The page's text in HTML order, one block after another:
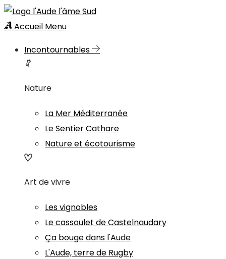
Accueil Menu
Incontournables
Nature
La Mer Méditerranée
Le Sentier Cathare
Nature et écotourisme
Art de vivre
Les vignobles
Le cassoulet de Castelnaudary
Ça bouge dans l'Aude
L'Aude, terre de Rugby